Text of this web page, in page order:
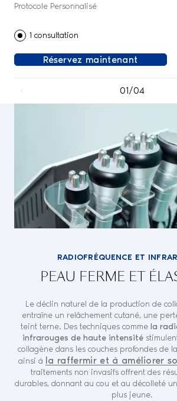
MÉDECINE ESTHÉTIQUE &
Protocole Personnalisé
1 consultation
Réservez maintenant
01/04
RADIOFRÉQUENCE ET
PEAU FERME ET
Le déclin naturel de la production de
entraîne un relâchement cutané, une
teint terne. Des techniques commela
infrarouges de haute intensité
collagène dans les couches profondes de
ainsi à la raffermir et à améliorer
traitements non invasifs offrent des
durables, donnant au cou et au décolleté
plus jeune.